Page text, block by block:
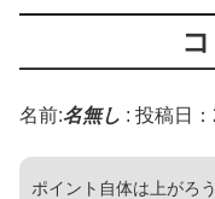
名前:名無し : 投稿日
ポイント自体は上がろ